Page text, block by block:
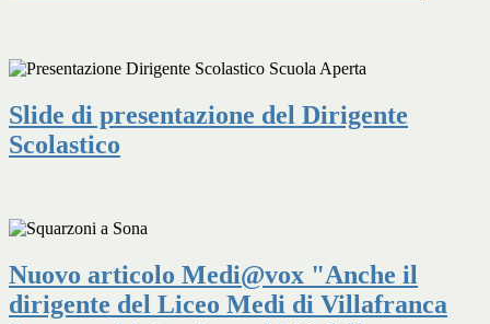
Slide di presentazione del Dirigente
Scolastico
Nuovo articolo Medi@vox "Anche il
dirigente del Liceo Medi di Villafranca